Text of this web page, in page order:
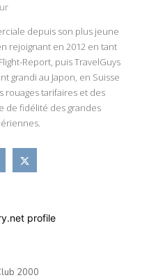
depuis son plus jeune
rejoignant en 2012 en tant
Report, puis TravelGuys
grandi au Japon, en Suisse
rouages tarifaires et des
de fidélité des grandes
2000